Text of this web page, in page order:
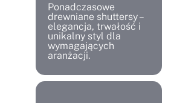
Ponadczasowe
drewniane shuttersy –
elegancja, trwałość i
unikalny styl dla
wymagających
aranżacji.